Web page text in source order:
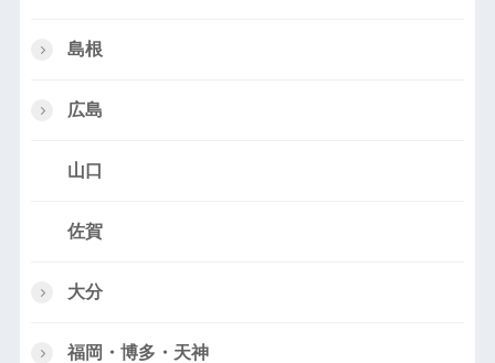
島根
広島
山口
佐賀
大分
福岡・博多・天神